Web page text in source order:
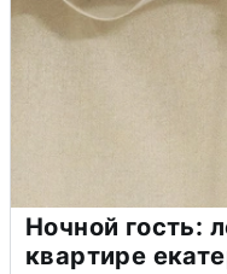
Ночной гость:
квартире